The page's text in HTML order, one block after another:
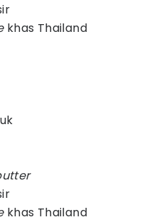
khas Thailand
khas Thailand